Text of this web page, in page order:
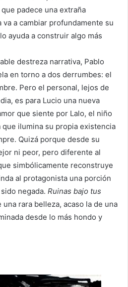
padece una extraña
a cambiar profundamente su
ayuda a construir algo más
destreza narrativa, Pablo
en torno a dos derrumbes: el
Pero el personal, lejos de
es para Lucio una nueva
que siente por Lalo, el niño
ilumina su propia existencia
Quizá porque desde su
ni peor, pero diferente al
simbólicamente reconstruye
al protagonista una porción
negada. Ruinas bajo tus
rara belleza, acaso la de una
desde lo más hondo y